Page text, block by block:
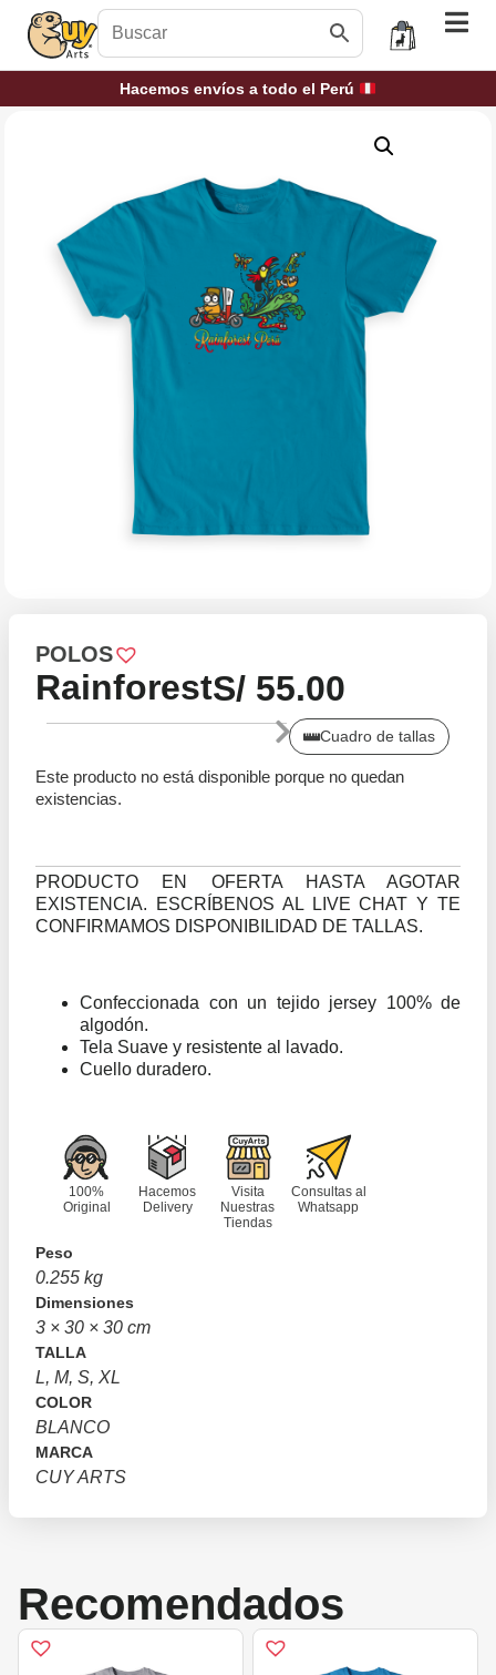
Hacemos envíos a todo el Perú
POLOS
RainforestS/ 55.00
Cuadro de tallas
Este producto no está disponible porque no quedan
existencias.
PRODUCTO EN OFERTA HASTA AGOTAR
EXISTENCIA. ESCRÍBENOS AL LIVE CHAT Y TE
CONFIRMAMOS DISPONIBILIDAD DE TALLAS.
Confeccionada con un tejido jersey 100% de
algodón.
Tela Suave y resistente al lavado.
Cuello duradero.
100%
Original
Hacemos
Delivery
Visita
Nuestras
Tiendas
Consultas al
Whatsapp
Peso
0.255 kg
Dimensiones
3 × 30 × 30 cm
TALLA
L, M, S, XL
COLOR
BLANCO
MARCA
CUY ARTS
Recomendados